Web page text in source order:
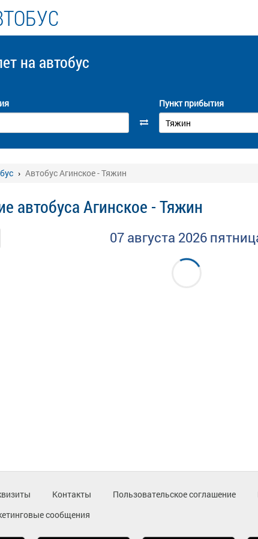
на автобус
Пункт прибытия
Автобус Агинское - Тяжин
автобуса Агинское - Тяжин
07 августа 2026
Контакты Пользовательское соглашение
сообщения